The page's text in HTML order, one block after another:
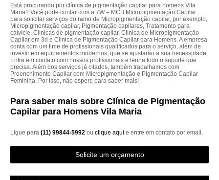
Está procurando por clínica de pigmentação capilar para homens Vila
Maria? Você pode contar com a 7W – MCB Micropigmentação Capilar
para solicitar serviços do ramo de Micropigmentação capilar, por exemplo,
Micropigmentação capilar, Pigmentação capilares, Tratamento para
calvície, Clínicas de pigmentação capilar, Clínica de Micropigmentação
Capilar em 3d e Clínica de Pigmentação Capilar para Homens. A empresa
conta com um time de profissionais qualificados para o serviço, além de
investir em equipamentos modernos, que se ajustarão a sua necessidade.
Entre em contato com nossos profissionais e tenha todo o suporte que
precisa. Além dos serviços já citados, também trabalhamos com
Preenchimento Capilar com Micropigmentação e Pigmentação Capilar
Feminina. Por isso, não espere para saber mais!
Para saber mais sobre Clínica de Pigmentação
Capilar para Homens Vila Maria
Ligue para(11) 99844-5992ouclique aqui e entre em contato por email.
Solicite um orçamento